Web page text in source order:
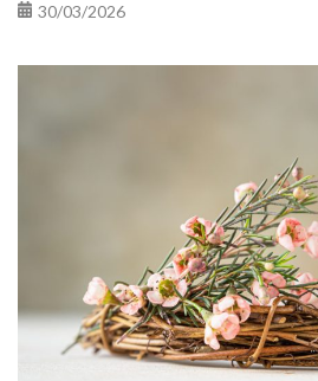
30/03/2026